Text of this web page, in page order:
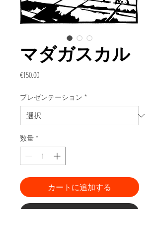
マダガスカル
€150.00価
プレゼンテーション *
数量 *
カートに追加する